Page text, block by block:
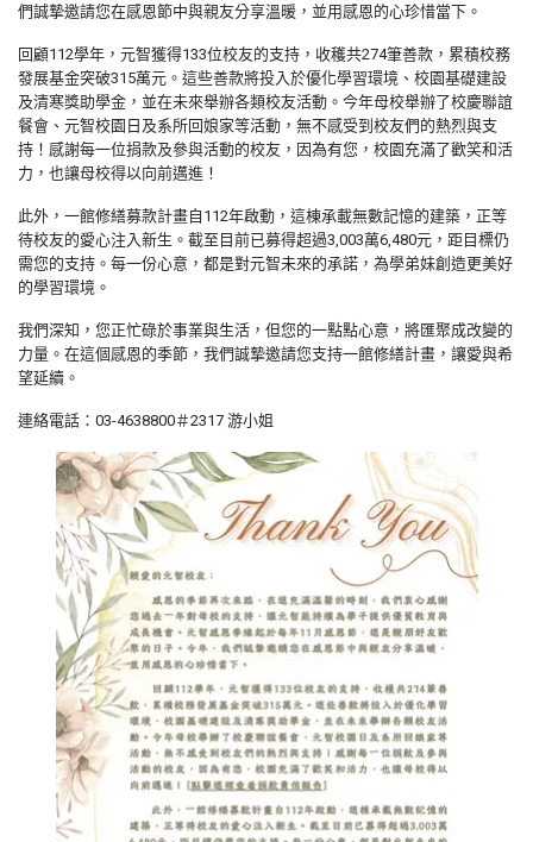
們誠摯邀請您在感恩節中與親友分享溫暖，並用感恩的心珍惜當下。
回顧112學年，元智獲得133位校友的支持，收穫共274筆善款，累積校務
發展基金突破315萬元。這些善款將投入於優化學習環境、校園基礎建設
及清寒獎助學金，並在未來舉辦各類校友活動。今年母校舉辦了校慶聯誼
餐會、元智校園日及系所回娘家等活動，無不感受到校友們的熱烈與支
持！感謝每一位捐款及參與活動的校友，因為有您，校園充滿了歡笑和活
力，也讓母校得以向前邁進！
此外，一館修繕募款計畫自112年啟動，這棟承載無數記憶的建築，正等
待校友的愛心注入新生。截至目前已募得超過3,003萬6,480元，距目標仍
需您的支持。每一份心意，都是對元智未來的承諾，為學弟妹創造更美好
的學習環境。
我們深知，您正忙碌於事業與生活，但您的一點點心意，將匯聚成改變的
力量。在這個感恩的季節，我們誠摯邀請您支持一館修繕計畫，讓愛與希
望延續。
連絡電話：03-4638800＃2317 游小姐